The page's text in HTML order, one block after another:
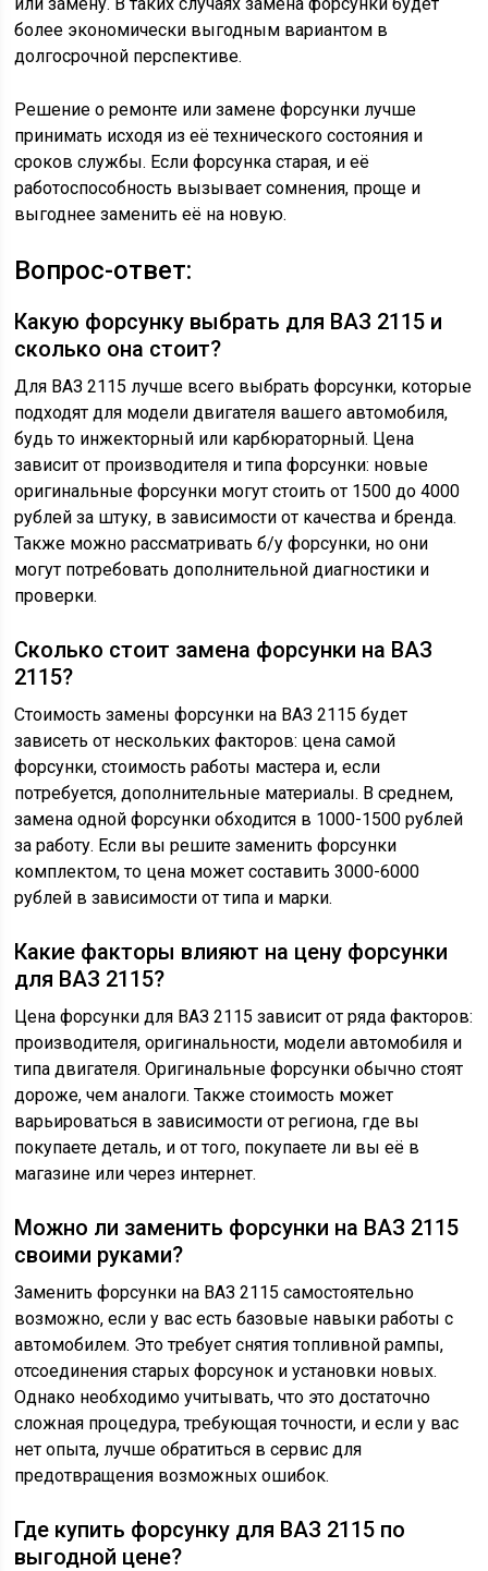
более экономически выгодным вариантом в
долгосрочной перспективе.
Решение о ремонте или замене форсунки лучше
принимать исходя из её технического состояния и
сроков службы. Если форсунка старая, и её
работоспособность вызывает сомнения, проще и
выгоднее заменить её на новую.
Вопрос-ответ:
Какую форсунку выбрать для ВАЗ 2115 и
сколько она стоит?
Для ВАЗ 2115 лучше всего выбрать форсунки, которые
подходят для модели двигателя вашего автомобиля,
будь то инжекторный или карбюраторный. Цена
зависит от производителя и типа форсунки: новые
оригинальные форсунки могут стоить от 1500 до 4000
рублей за штуку, в зависимости от качества и бренда.
Также можно рассматривать б/у форсунки, но они
могут потребовать дополнительной диагностики и
проверки.
Сколько стоит замена форсунки на ВАЗ
2115?
Стоимость замены форсунки на ВАЗ 2115 будет
зависеть от нескольких факторов: цена самой
форсунки, стоимость работы мастера и, если
потребуется, дополнительные материалы. В среднем,
замена одной форсунки обходится в 1000-1500 рублей
за работу. Если вы решите заменить форсунки
комплектом, то цена может составить 3000-6000
рублей в зависимости от типа и марки.
Какие факторы влияют на цену форсунки
для ВАЗ 2115?
Цена форсунки для ВАЗ 2115 зависит от ряда факторов:
производителя, оригинальности, модели автомобиля и
типа двигателя. Оригинальные форсунки обычно стоят
дороже, чем аналоги. Также стоимость может
варьироваться в зависимости от региона, где вы
покупаете деталь, и от того, покупаете ли вы её в
магазине или через интернет.
Можно ли заменить форсунки на ВАЗ 2115
своими руками?
Заменить форсунки на ВАЗ 2115 самостоятельно
возможно, если у вас есть базовые навыки работы с
автомобилем. Это требует снятия топливной рампы,
отсоединения старых форсунок и установки новых.
Однако необходимо учитывать, что это достаточно
сложная процедура, требующая точности, и если у вас
нет опыта, лучше обратиться в сервис для
предотвращения возможных ошибок.
Где купить форсунку для ВАЗ 2115 по
выгодной цене?